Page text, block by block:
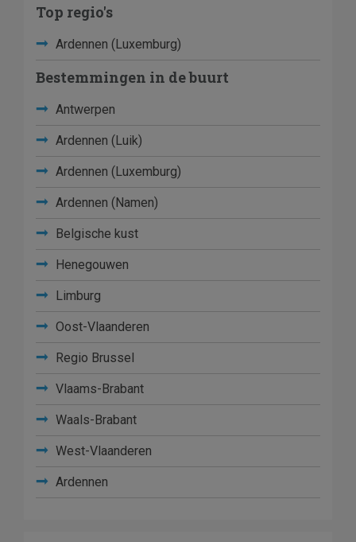
Top regio's
Ardennen (Luxemburg)
Bestemmingen in de buurt
Antwerpen
Ardennen (Luik)
Ardennen (Luxemburg)
Ardennen (Namen)
Belgische kust
Henegouwen
Limburg
Oost-Vlaanderen
Regio Brussel
Vlaams-Brabant
Waals-Brabant
West-Vlaanderen
Ardennen